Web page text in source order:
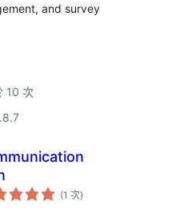
and survey
10 次
(1 次評
分)